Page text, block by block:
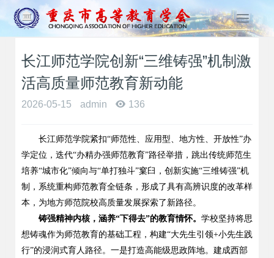
T
o
g
i
g
a
t
n
长江师范学院创新“三维铸强”机制激
活高质量师范教育新动能
2026-05-15 admin 136
长江师范学院紧扣“师范性、应用型、地方性、开放性”办
学定位，迭代“办精办强师范教育”路径举措，跳出传统师范生
培养“城市化”倾向与“单打独斗”窠臼，创新实施“三维铸强”机
制，系统重构师范教育全链条，形成了具有高辨识度的改革样
本，为地方师范院校高质量发展探索了新路径。
铸强精神内核，涵养“下得去”的教育情怀。 学校坚持将思
想铸魂作为师范教育的基础工程，构建“大先生引领+小先生践
行”的浸润式育人路径。一是打造高能级思政阵地。建成西部